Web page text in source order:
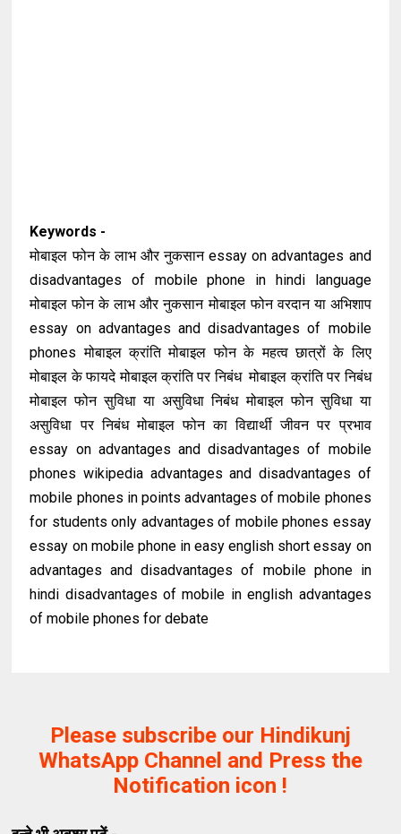
Keywords -
मोबाइल फोन के लाभ और नुकसान essay on advantages and
disadvantages of mobile phone in hindi language
मोबाइल फोन के लाभ और नुकसान मोबाइल फोन वरदान या अभिशाप
essay on advantages and disadvantages of mobile
phones मोबाइल क्रांति मोबाइल फोन के महत्व छात्रों के लिए
मोबाइल के फायदे मोबाइल क्रांति पर निबंध मोबाइल क्रांति पर निबंध
मोबाइल फोन सुविधा या असुविधा निबंध मोबाइल फोन सुविधा या
असुविधा पर निबंध मोबाइल फोन का विद्यार्थी जीवन पर प्रभाव
essay on advantages and disadvantages of mobile
phones wikipedia advantages and disadvantages of
mobile phones in points advantages of mobile phones
for students only advantages of mobile phones essay
essay on mobile phone in easy english short essay on
advantages and disadvantages of mobile phone in
hindi disadvantages of mobile in english advantages
of mobile phones for debate
Please subscribe our Hindikunj
WhatsApp Channel and Press the
Notification icon !